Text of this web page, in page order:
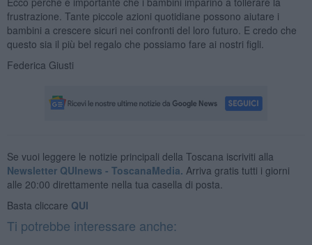
frustrazione. Tante piccole azioni quotidiane possono aiutare i
bambini a crescere sicuri nei confronti del loro futuro. E credo che
questo sia il più bel regalo che possiamo fare ai nostri figli.
Federica Giusti
Se vuoi leggere le notizie principali della Toscana iscriviti alla
Newsletter QUInews - ToscanaMedia. Arriva gratis tutti i giorni
alle 20:00 direttamente nella tua casella di posta.
Basta cliccare QUI
Ti potrebbe interessare anche: